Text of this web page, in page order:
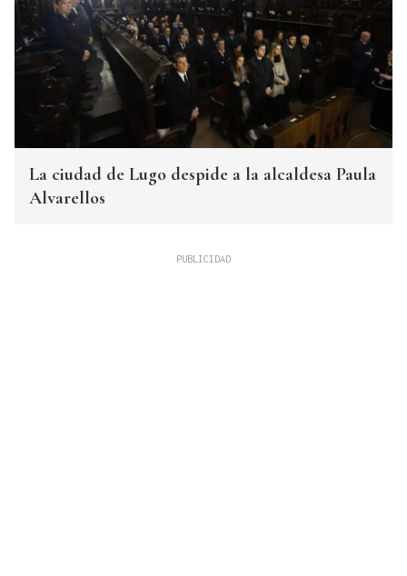
La ciudad de Lugo despide a la alcaldesa Paula
Alvarellos